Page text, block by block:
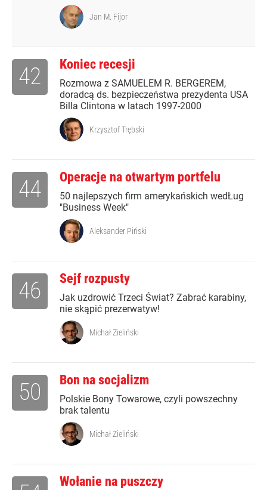
Jan M. Fijor
Koniec recesji
Rozmowa z SAMUELEM R. BERGEREM,
doradcą ds. bezpieczeństwa prezydenta USA
Billa Clintona w latach 1997-2000
42
Krzysztof Trębski
Operacje na otwartym portfelu
50 najlepszych firm amerykańskich wedŁug
"Business Week"
44
Aleksander Piński
Sejf rozpusty
Jak uzdrowić Trzeci Świat? Zabrać karabiny,
nie skąpić prezerwatyw!
46
Michał Zieliński
Bon na socjalizm
Polskie Bony Towarowe, czyli powszechny
brak talentu
50
Michał Zieliński
Wołanie na puszczy